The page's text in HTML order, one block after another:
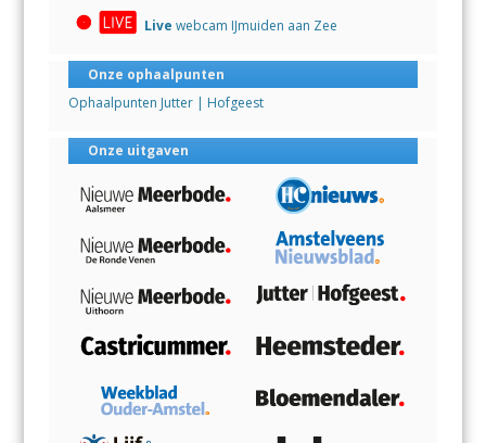
Live webcam IJmuiden aan Zee
Onze ophaalpunten
Ophaalpunten Jutter | Hofgeest
Onze uitgaven